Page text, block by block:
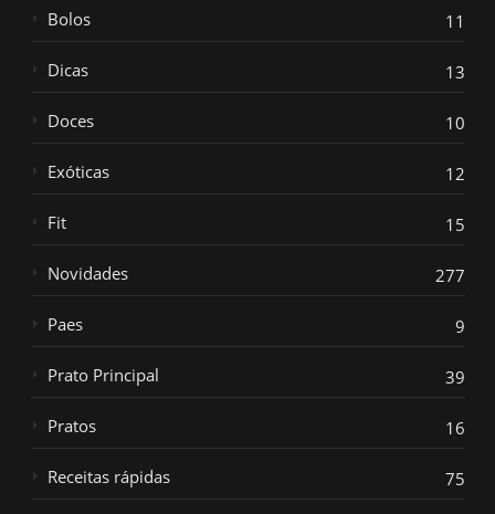
Bolos 11
Dicas 13
Doces 10
Exóticas 12
Fit 15
Novidades 277
Paes 9
Prato Principal 39
Pratos 16
Receitas rápidas 75